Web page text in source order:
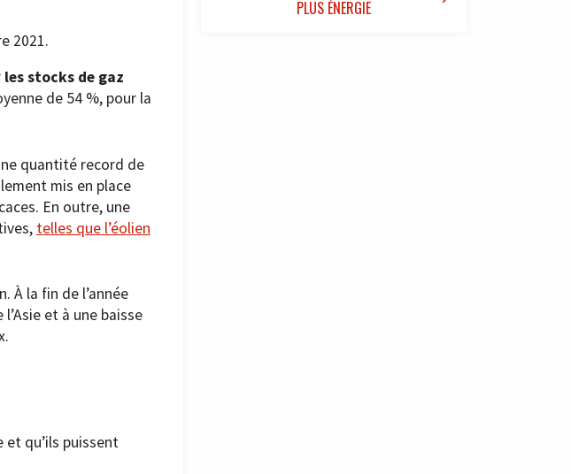
2021.
les stocks de gaz
de 54 %, pour la
quantité record de
mis en place
En outre, une
telles que l’éolien
À la fin de l’année
et à une baisse
et qu’ils puissent
PLUS ÉNERGIE